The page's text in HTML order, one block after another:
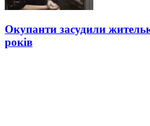
Окупанти засудили
років